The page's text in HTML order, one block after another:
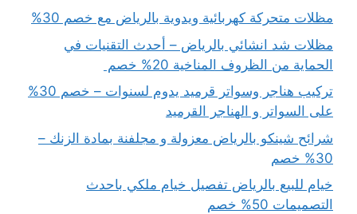
مظلات متحركة كهربائية ويدوية بالرياض مع خصم 30%
مظلات شد انشائي بالرياض – أحدث التقنيات في
الحماية من الظروف المناخية 20% خصم
تركيب هناجر وسواتر قرميد يدوم لسنوات – خصم 30%
على السواتر و الهناجر القرميد
شرائح شينكو بالرياض معزولة و مجلفنة بمادة الزنك –
30% خصم
خيام للبيع بالرياض تفصيل خيام ملكي باحدث
التصميمات 50% خصم